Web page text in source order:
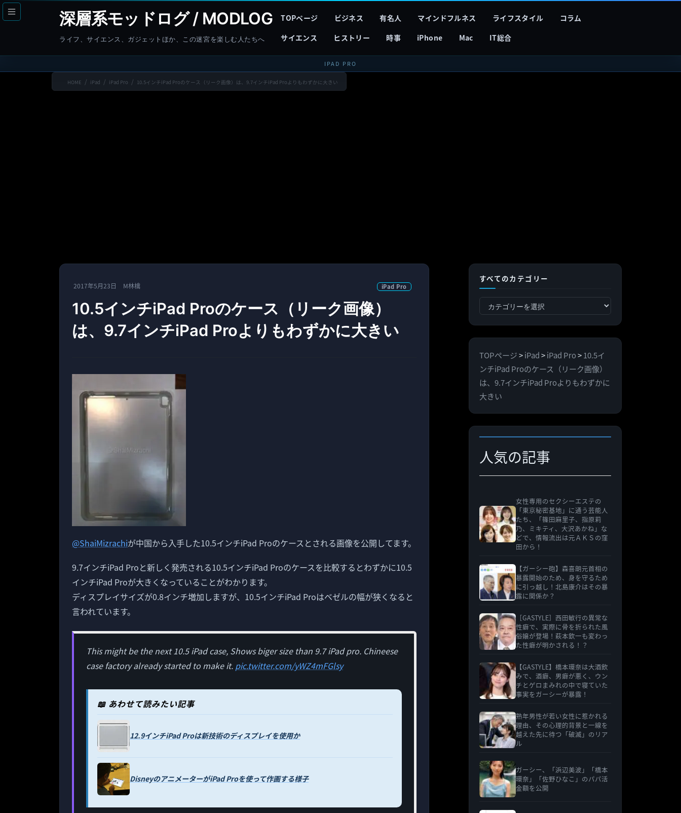
コ
ン
へ
ナ
ビ
ョ
深層系モッドログ / MODLOG
ライフ、サイエンス、ガジェットほか、この迷宮を楽しむ人たちへ
TOPページ ビジネス 有名人 マインドフルネス ライフスタイル
コラム
サイエンス
ヒストリー 時事 iPhone Mac IT総合
IPAD PRO
HOME iPad iPad Pro 10.5インチiPad Proのケース（リーク画像）は、9.7インチiPad Proよりもわずかに大きい
2017年5月23日 M林檎 iPad Pro
10.5インチiPad Proのケース（リーク画像）
は、9.7インチiPad Proよりもわずかに大きい
@ShaiMizrachiが中国から入手した10.5インチiPad Proのケースとされる画像を公開してます。
9.7インチiPad Proと新しく発売される10.5インチiPad Proのケースを比較するとわずかに10.5
インチiPad Proが大きくなっていることがわかります。
ディスプレイサイズが0.8インチ増加しますが、10.5インチiPad Proはベゼルの幅が狭くなると
言われています。
This might be the next 10.5 iPad case, Shows biger size than 9.7 iPad pro. Chineese
case factory already started to make it. pic.twitter.com/yWZ4mFGlsy
📖 あわせて読みたい記事
12.9インチiPad Proは新技術のディスプレイを使用か
DisneyのアニメーターがiPad Proを使って作画する様子
すべてのカテゴリー
べ
カ
テ
ゴ
リ
ー
TOPページ>iPad>iPad Pro> 10.5イ
ンチiPad Proのケース（リーク画像）
は、9.7インチiPad Proよりもわずかに
大きい
人気の記事
女性専用のセクシーエステの
「東京秘密基地」に通う芸能人
たち、「篠田麻里子、指原莉
乃、ミキティ、大沢あかね」な
どで、情報流出は元ＡＫＳの窪
田から！
【ガーシー砲】森喜朗元首相の
暴露開始のため、身を守るため
に引っ越し！北島康介はその暴
露に関係か？
［GASTYLE］西田敏行の異常な
性癖で、実際に骨を折られた風
俗嬢が登場！萩本欽一も変わっ
た性癖が明かされる！？
【GASTYLE】橋本環奈は大酒飲
みで、酒癖、男癖が悪く、ウン
チとゲロまみれの中で寝ていた
事実をガーシーが暴露！
熟年男性が若い女性に惹かれる
理由、その心理的背景と一線を
越えた先に待つ「破滅」のリア
ル
ガーシー、「浜辺美波」「橋本
環奈」「佐野ひなこ」のパパ活
金額を公開